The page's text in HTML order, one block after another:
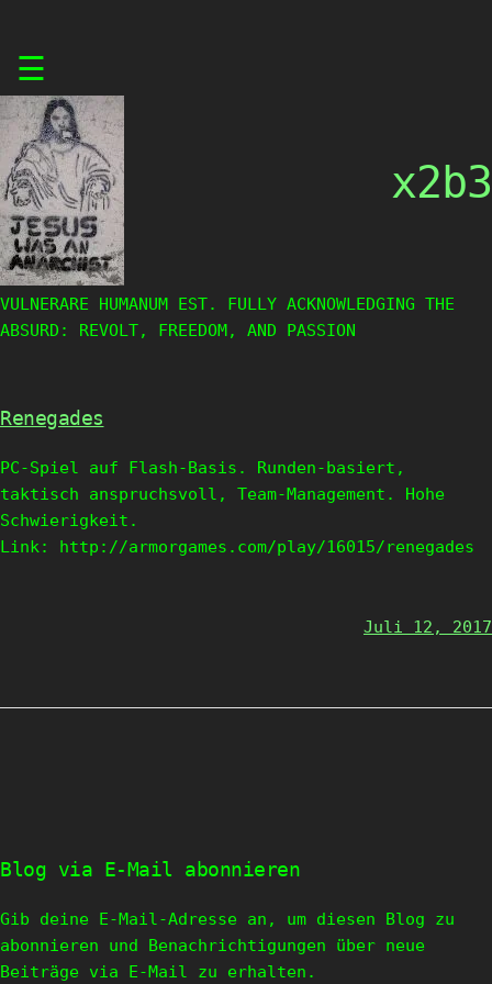
content
☰
x2b3
VULNERARE HUMANUM EST. FULLY ACKNOWLEDGING THE
ABSURD: REVOLT, FREEDOM, AND PASSION
Renegades
PC-Spiel auf Flash-Basis. Runden-basiert,
taktisch anspruchsvoll, Team-Management. Hohe
Schwierigkeit.
Link: http://armorgames.com/play/16015/renegades
Juli 12, 2017
Blog via E-Mail abonnieren
Gib deine E-Mail-Adresse an, um diesen Blog zu
abonnieren und Benachrichtigungen über neue
Beiträge via E-Mail zu erhalten.